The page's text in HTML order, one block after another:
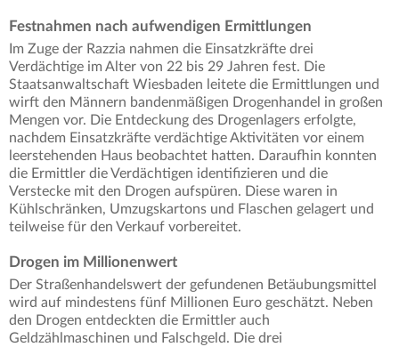
Festnahmen nach aufwendigen Ermittlungen
Im Zuge der Razzia nahmen die Einsatzkräfte drei
Verdächtige im Alter von 22 bis 29 Jahren fest. Die
Staatsanwaltschaft Wiesbaden leitete die Ermittlungen und
wirft den Männern bandenmäßigen Drogenhandel in großen
Mengen vor. Die Entdeckung des Drogenlagers erfolgte,
nachdem Einsatzkräfte verdächtige Aktivitäten vor einem
leerstehenden Haus beobachtet hatten. Daraufhin konnten
die Ermittler die Verdächtigen identifizieren und die
Verstecke mit den Drogen aufspüren. Diese waren in
Kühlschränken, Umzugskartons und Flaschen gelagert und
teilweise für den Verkauf vorbereitet.
Drogen im Millionenwert
Der Straßenhandelswert der gefundenen Betäubungsmittel
wird auf mindestens fünf Millionen Euro geschätzt. Neben
den Drogen entdeckten die Ermittler auch
Geldzählmaschinen und Falschgeld. Die drei